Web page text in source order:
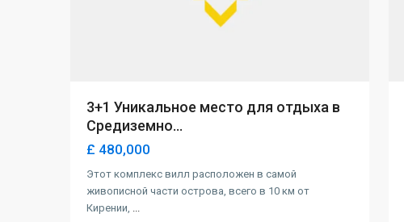
3+1 Уникальное место для отдыха в
Средиземно...
£ 480,000
Этот комплекс вилл расположен в самой
живописной части острова, всего в 10 км от
Кирении, ...